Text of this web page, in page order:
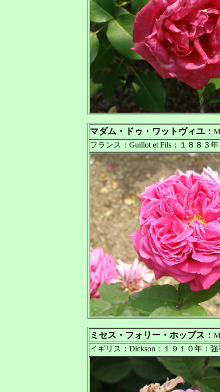
マダム・ドゥ・ワットヴィユ：
フランス：Guillot et Fils：１８８３
ミセス・フォリー・ホッブス：
イギリス：Dickson：１９１０年：